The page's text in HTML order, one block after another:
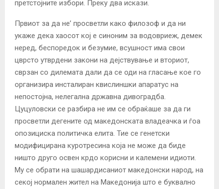
претстојните избори. Преку два искази.
Првиот за да не’ просветли како филозоф и да ни
укаже дека хаосот кој е синоним за водовриеж, демек
неред, беспоредок и безумие, всушност има свои
цврсто утврдени закони на дејствување и вториот,
сврзан со дилемата дали да се оди на гласање кое го
организира инсталиран квислиншки апаратус на
непостојна, нелегална државна дивоградба.
Цуцуловски се разбира не им се обраќаше за да ги
просветли дегените од македонската владеачка и ѓоа
опозициска политичка елита. Тие се генетски
модифицирана куротресина која не може да биде
ништо друго освен крдо корисни и калемени идиоти.
Му се обрати на шашардисаниот македонски народ, на
секој нормален жител на Македонија што е буквално